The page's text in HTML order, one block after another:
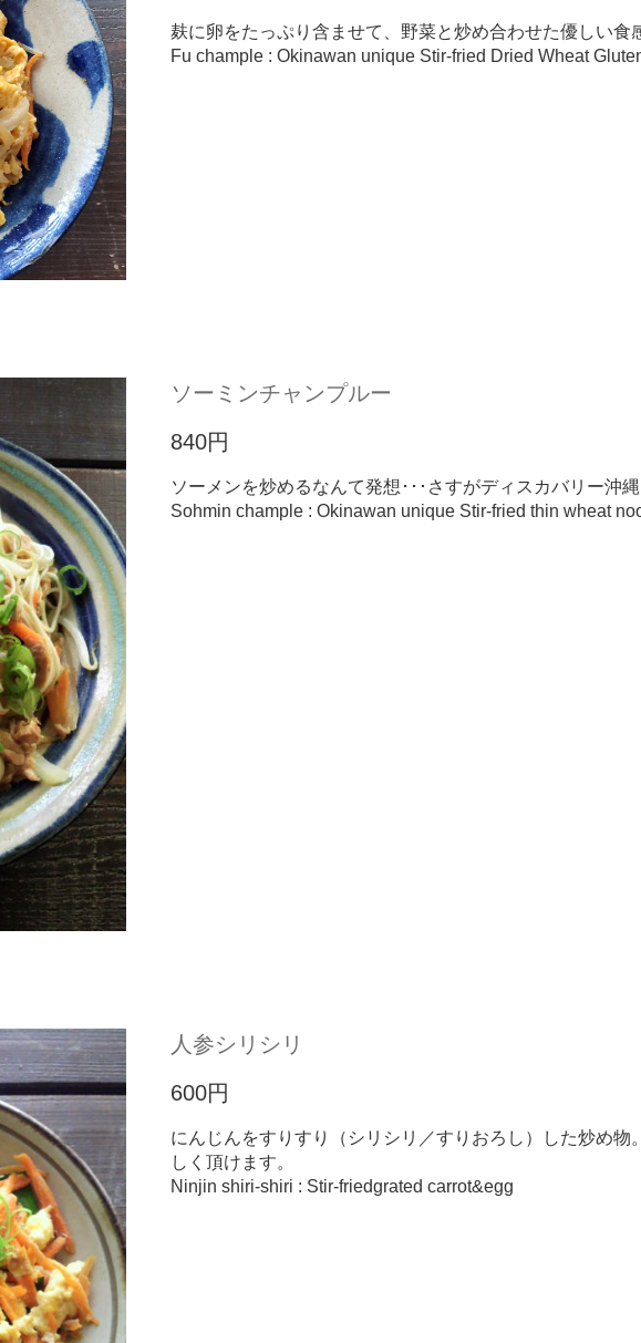
麸に卵をたっぷり含ませて、野菜と炒め合わせた優しい食
Fu chample : Okinawan unique Stir-fried Dried Wheat
ソーミンチャンプルー
840円
ソーメンを炒めるなんて発想･･･さすがディスカバリー沖縄
Sohmin chample : Okinawan unique Stir-fried thin wheat
人参シリシリ
600円
にんじんをすりすり（シリシリ／すりおろし）した炒め物。
しく頂けます。
Ninjin shiri-shiri : Stir-friedgrated carrot&egg